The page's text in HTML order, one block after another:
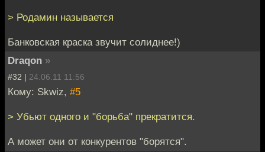
> Родамин называется
Банковская краска звучит солиднее!)
Draqon »
#32 | 24.06.11 11:56
Кому: Skwiz, #5
> Убьют одного и "борьба" прекратится.
А может они от конкурентов "борятся".